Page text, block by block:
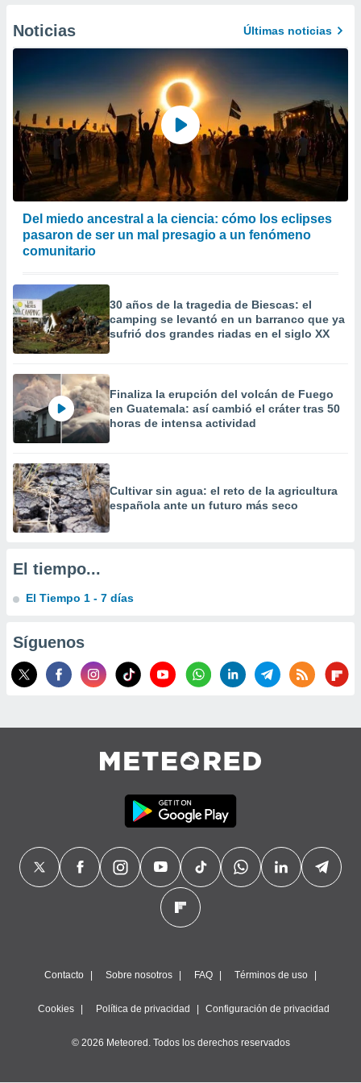
en
de
un
o acceder
perfiles
utilizar
crear un
uso de
contenido
medir el
de la
el
del
o a través
de
uso de
con el
de
Noticias Últimas noticias
Del miedo ancestral a la ciencia: cómo los eclipses
pasaron de ser un mal presagio a un fenómeno
comunitario
30 años de la tragedia de Biescas: el
camping se levantó en un barranco que ya
sufrió dos grandes riadas en el siglo XX
Finaliza la erupción del volcán de Fuego
en Guatemala: así cambió el cráter tras 50
horas de intensa actividad
Cultivar sin agua: el reto de la agricultura
española ante un futuro más seco
El tiempo...
El Tiempo 1 - 7 días
Síguenos
Contacto Sobre nosotros FAQ Términos de uso
Cookies Política de privacidad Configuración de privacidad
© 2026 Meteored. Todos los derechos reservados